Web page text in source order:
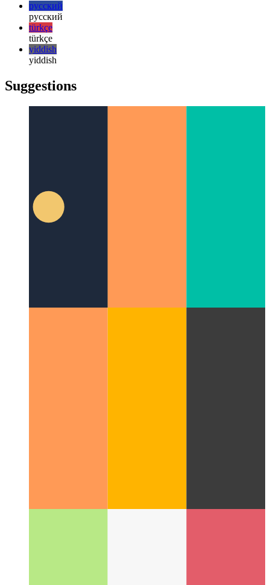
日本語
한국어
한국어
русский
русский
türkçe
yiddish